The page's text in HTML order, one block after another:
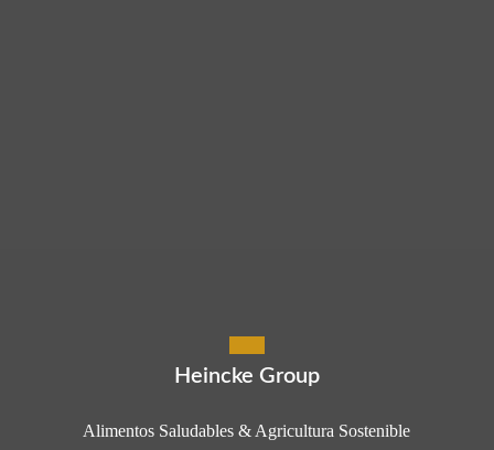
Heincke Group
Alimentos Saludables & Agricultura Sostenible